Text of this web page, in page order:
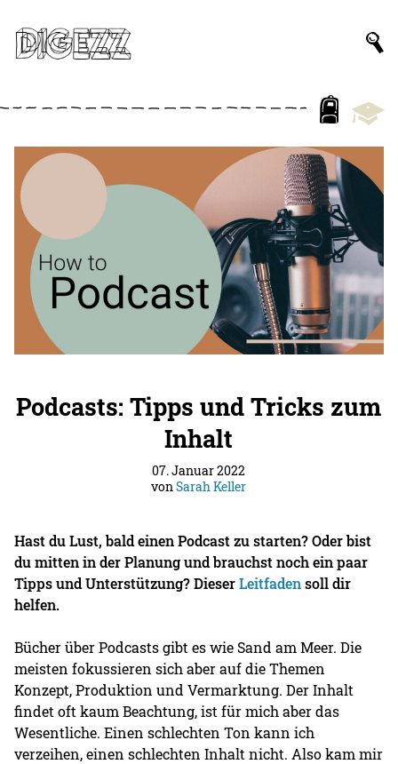
Podcasts: Tipps und Tricks zum
Inhalt
07. Januar 2022
vonSarah Keller
Hast du Lust, bald einen Podcast zu starten? Oder bist
du mitten in der Planung und brauchst noch ein paar
Tipps und Unterstützung? DieserLeitfadensoll dir
helfen.
Bücher über Podcasts gibt es wie Sand am Meer. Die
meisten fokussieren sich aber auf die Themen
Konzept, Produktion und Vermarktung. Der Inhalt
findet oft kaum Beachtung, ist für mich aber das
Wesentliche. Einen schlechten Ton kann ich
verzeihen, einen schlechten Inhalt nicht. Also kam mir